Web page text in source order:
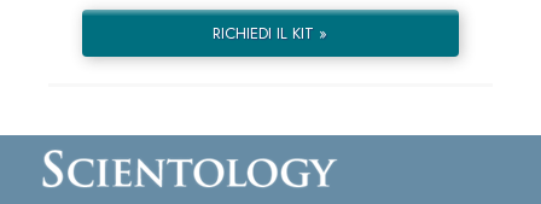
RICHIEDI IL KIT »